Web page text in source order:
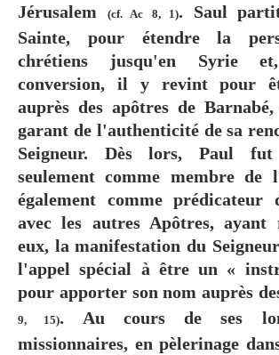
Jérusalem
(cf. Ac 8, 1). Saul
Sainte, pour étendre la
chrétiens jusqu'en Syrie
conversion, il y revint pour
auprès des apôtres de
garant de l'authenticité de sa
Seigneur. Dès lors, Paul
seulement comme membre de
également comme prédicateur
avec les autres Apôtres, ayant
eux, la manifestation du
l'appel spécial à être un «
pour apporter son nom auprès
9, 15). Au cours de ses
missionnaires, en pèlerinage